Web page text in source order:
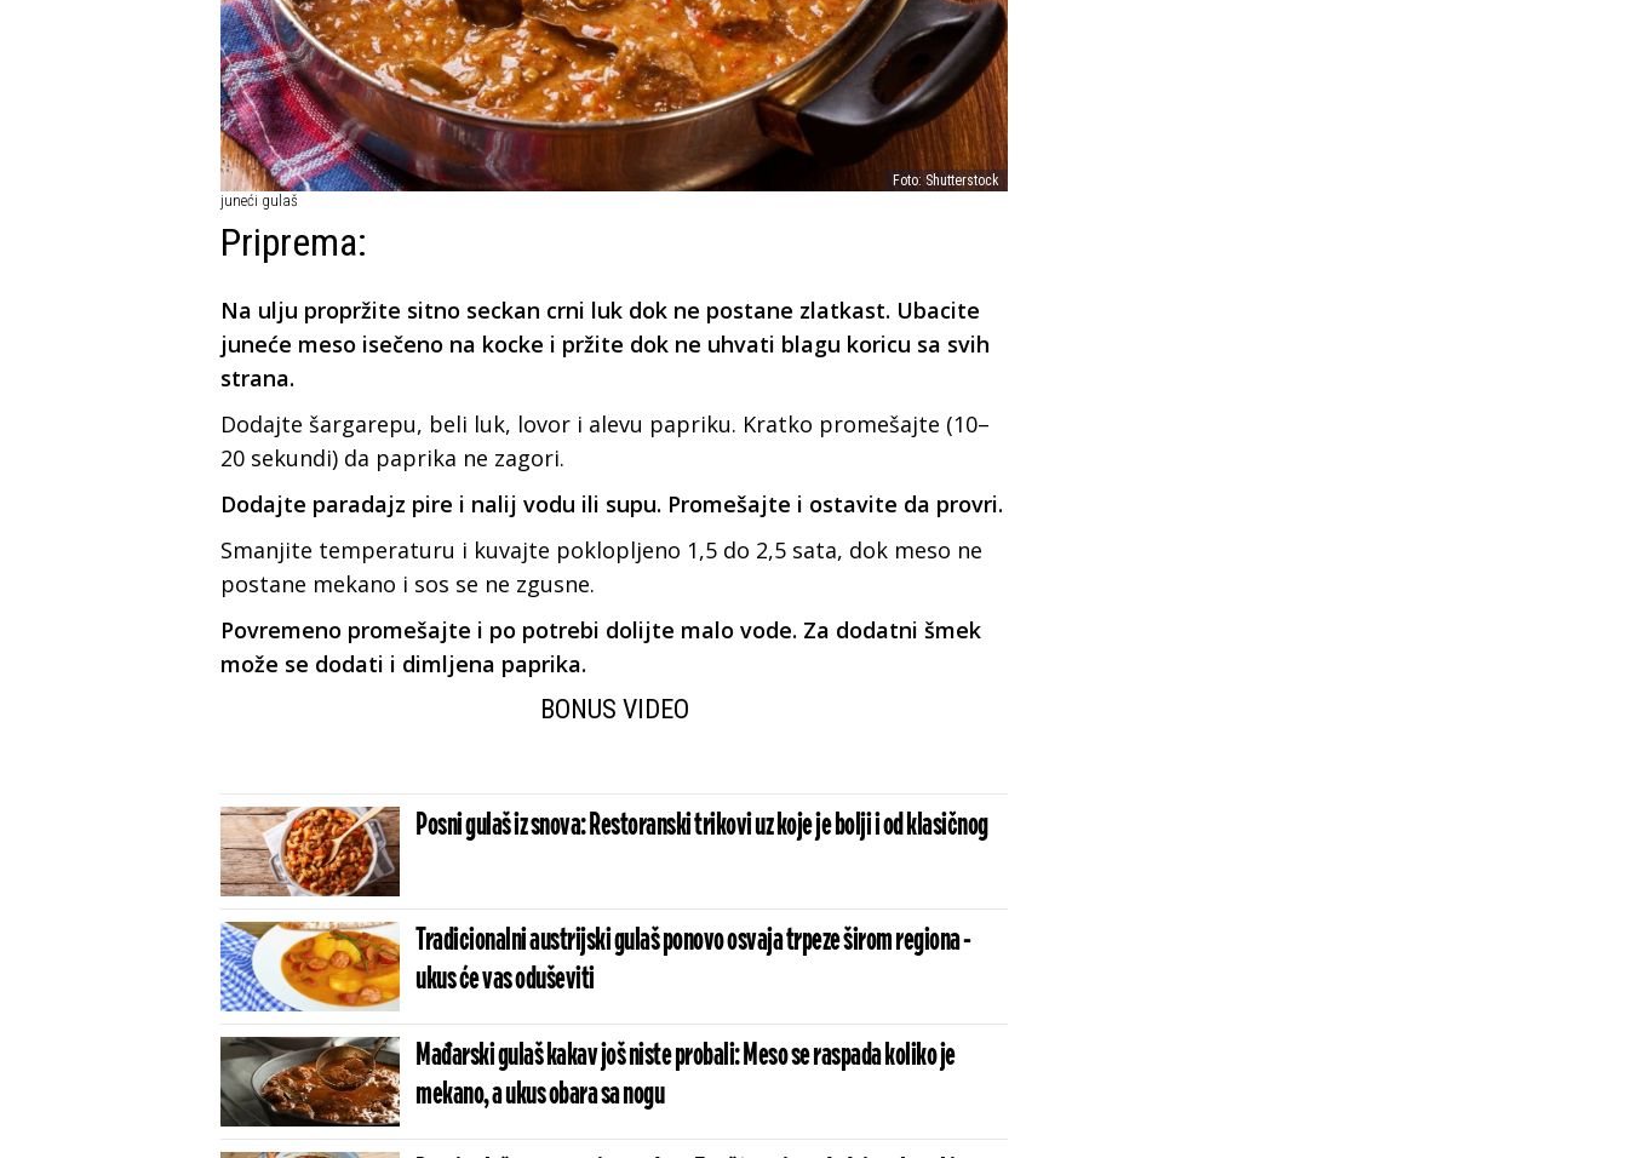
Foto: Shutterstock
juneći gulaš
Priprema:
Na ulju propržite sitno seckan crni luk dok ne postane zlatkast. Ubacite
juneće meso isečeno na kocke i pržite dok ne uhvati blagu koricu sa svih
strana.
Dodajte šargarepu, beli luk, lovor i alevu papriku. Kratko promešajte (10–
20 sekundi) da paprika ne zagori.
Dodajte paradajz pire i nalij vodu ili supu. Promešajte i ostavite da provri.
Smanjite temperaturu i kuvajte poklopljeno 1,5 do 2,5 sata, dok meso ne
postane mekano i sos se ne zgusne.
Povremeno promešajte i po potrebi dolijte malo vode. Za dodatni šmek
može se dodati i dimljena paprika.
BONUS VIDEO
Posni gulaš iz snova: Restoranski trikovi uz koje je bolji i od klasičnog
Tradicionalni austrijski gulaš ponovo osvaja trpeze širom regiona -
ukus će vas oduševiti
Mađarski gulaš kakav još niste probali: Meso se raspada koliko je
mekano, a ukus obara sa nogu